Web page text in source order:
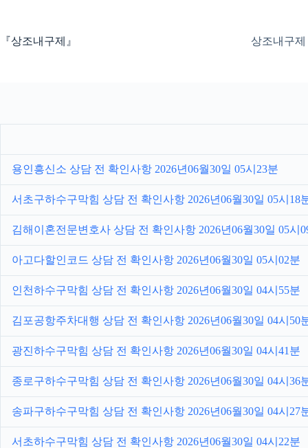
으『상조내구제』 상조내구제
용인흥신소 상담 전 확인사항 2026년06월30일 05시23분
서초구하수구막힘 상담 전 확인사항 2026년06월30일 05시18
김해이혼전문변호사 상담 전 확인사항 2026년06월30일 05시
아고다할인코드 상담 전 확인사항 2026년06월30일 05시02분
인천하수구막힘 상담 전 확인사항 2026년06월30일 04시55분
김포공항주차대행 상담 전 확인사항 2026년06월30일 04시50
광진하수구막힘 상담 전 확인사항 2026년06월30일 04시41분
종로구하수구막힘 상담 전 확인사항 2026년06월30일 04시36
송파구하수구막힘 상담 전 확인사항 2026년06월30일 04시27
서초하수구막힘 상담 전 확인사항 2026년06월30일 04시22분